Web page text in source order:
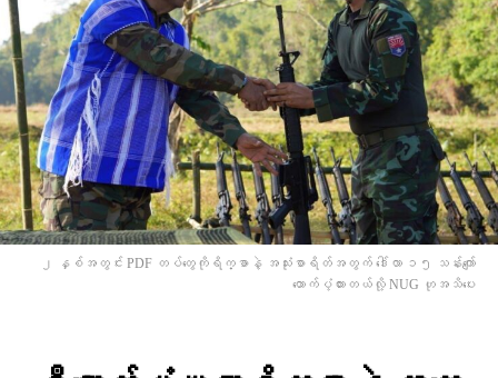
၂ နှစ်အတွင်း PDF တပ်တွေကိုရိက္ခာနဲ့ အသုံးစာရိတ်အတွက် ဒေါ်လာ ၁၅ သန်းကျော်
ထောက်ပံ့ထားတယ်လို့ NUG ဟုအသိ​ပေး